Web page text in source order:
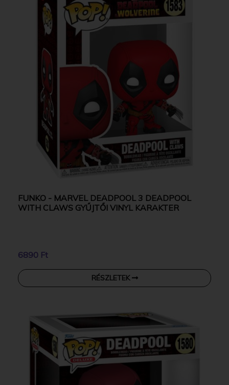
FUNKO - MARVEL DEADPOOL 3 DEADPOOL
WITH CLAWS GYŰJTŐI VINYL KARAKTER
6890 Ft
RÉSZLETEK